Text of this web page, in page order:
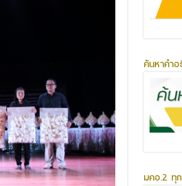
ค้นหาคำ
มคอ.2 ทุ